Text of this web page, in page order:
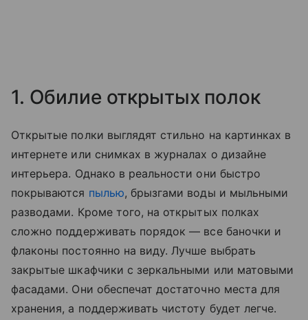
1. Обилие открытых полок
Открытые полки выглядят стильно на картинках в
интернете или снимках в журналах о дизайне
интерьера. Однако в реальности они быстро
покрываются пылью, брызгами воды и мыльными
разводами. Кроме того, на открытых полках
сложно поддерживать порядок — все баночки и
флаконы постоянно на виду. Лучше выбрать
закрытые шкафчики с зеркальными или матовыми
фасадами. Они обеспечат достаточно места для
хранения, а поддерживать чистоту будет легче.